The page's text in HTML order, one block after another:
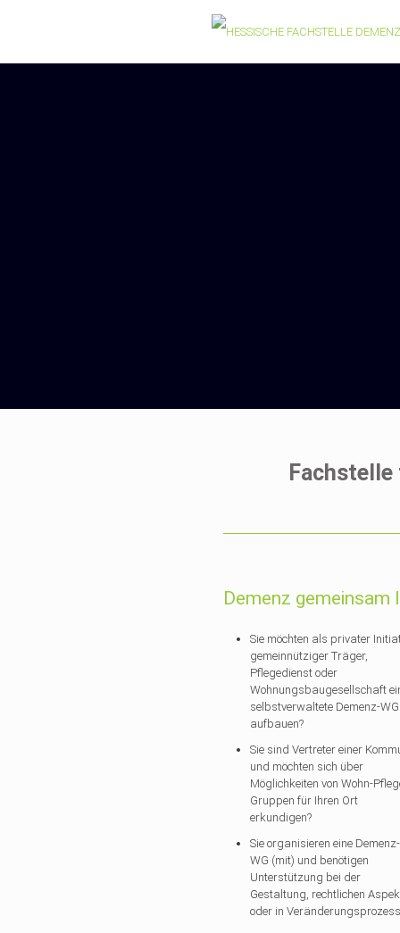
Fachstelle
Demenz gemeinsam
Sie möchten als privater
gemeinnütziger Träger,
Pflegedienst oder
Wohnungsbaugesellschaft
selbstverwaltete Demenz-WG
aufbauen?
Sie sind Vertreter einer
und möchten sich über
Möglichkeiten von Wohn-
Gruppen für Ihren Ort
erkundigen?
Sie organisieren eine Demenz-
WG (mit) und benötigen
Unterstützung bei der
Gestaltung, rechtlichen
oder in